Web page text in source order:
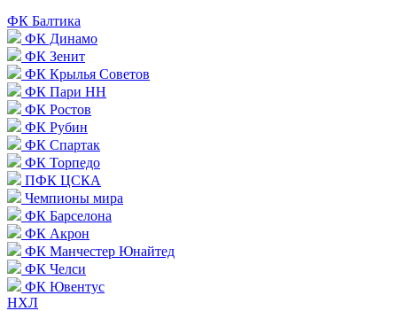
ФК Балтика
ФК Динамо
ФК Зенит
ФК Крылья Советов
ФК Пари НН
ФК Ростов
ФК Рубин
ФК Спартак
ФК Торпедо
ПФК ЦСКА
Чемпионы мира
ФК Барселона
ФК Акрон
ФК Манчестер Юнайтед
ФК Челси
ФК Ювентус
НХЛ